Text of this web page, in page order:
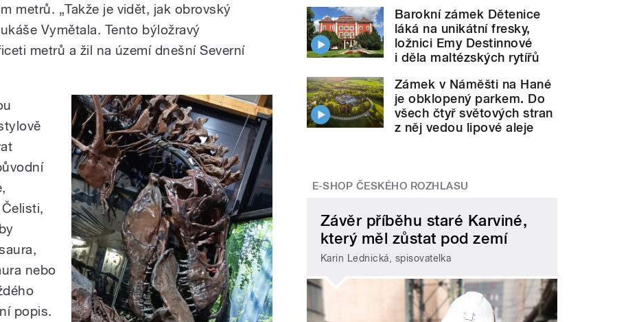
metrů. „Takže je vidět, jak obrovský
Vymětala. Tento býložravý
metrů a žil na území dnešní Severní
nebo
popis.
Barokní zámek Dětenice
láká na unikátní fresky,
ložnici Emy Destinnové
i děla maltézských rytířů
Zámek v Náměšti na Hané
je obklopený parkem. Do
všech čtyř světových stran
z něj vedou lipové aleje
E-SHOP ČESKÉHO ROZHLASU
Závěr příběhu staré Karviné,
který měl zůstat pod zemí
Karin Lednická, spisovatelka